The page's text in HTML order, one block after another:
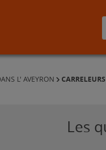
L' AVEYRON
Les